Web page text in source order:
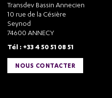
Transdev Bassin Annecien
10 rue de la Césière
Seynod
74600 ANNECY
Tél : +33 4 50 51 08 51
NOUS CONTACTER